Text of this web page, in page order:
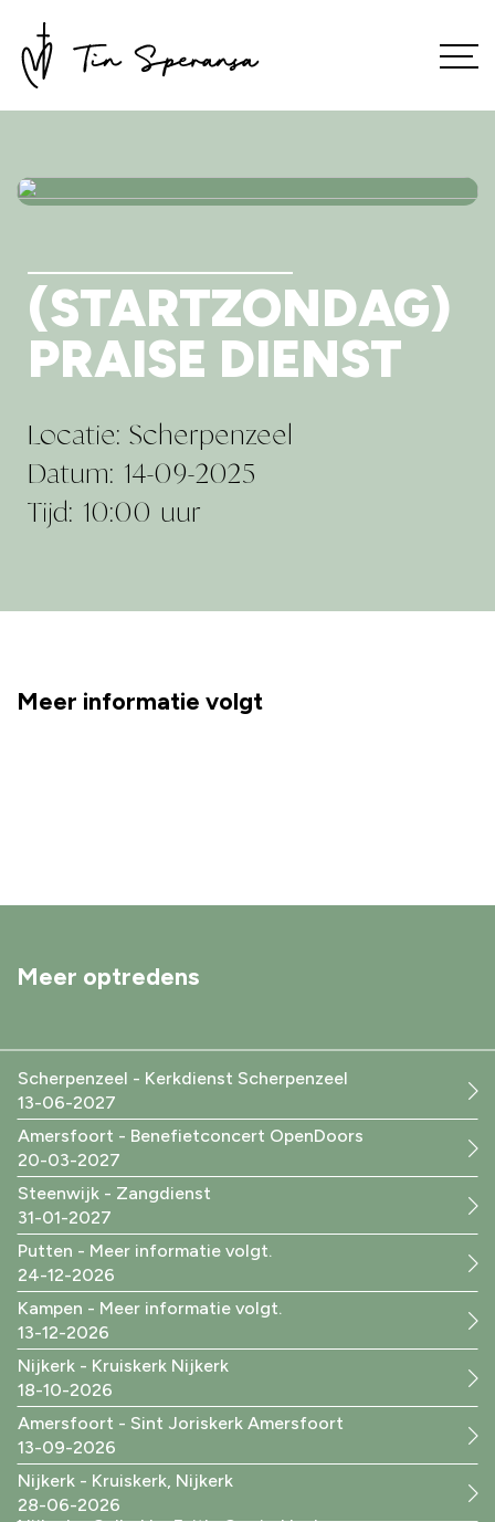
(STARTZONDAG)
PRAISE DIENST
Locatie: Scherpenzeel
Datum: 14-09-2025
Tijd: 10:00 uur
Meer informatie volgt
Meer optredens
Scherpenzeel - Kerkdienst Scherpenzeel
13-06-2027
Amersfoort - Benefietconcert OpenDoors
20-03-2027
Steenwijk - Zangdienst
31-01-2027
Putten - Meer informatie volgt.
24-12-2026
Kampen - Meer informatie volgt.
13-12-2026
Nijkerk - Kruiskerk Nijkerk
18-10-2026
Amersfoort - Sint Joriskerk Amersfoort
13-09-2026
Nijkerk - Kruiskerk, Nijkerk
28-06-2026